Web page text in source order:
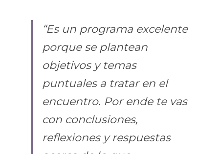
“Es un programa excelente
porque se plantean
objetivos y temas
puntuales a tratar en el
encuentro. Por ende te vas
con conclusiones,
reflexiones y respuestas